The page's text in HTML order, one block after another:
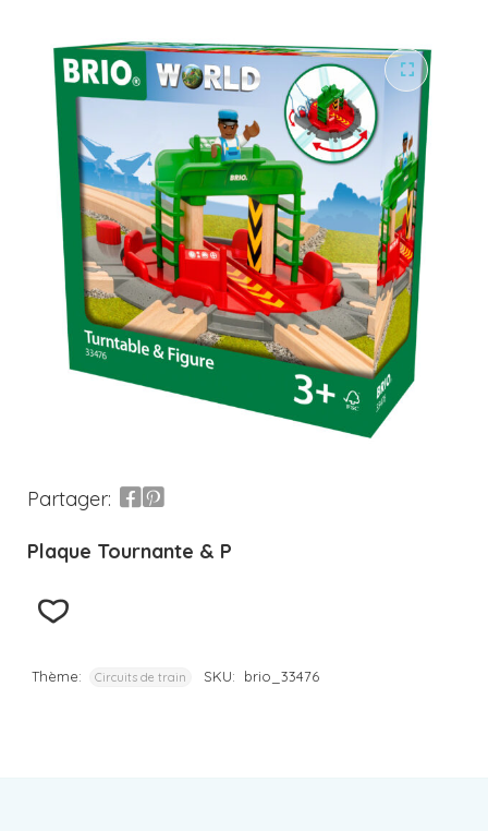
Partager:
Plaque Tournante & P
Thème: Circuits de train SKU: brio_33476